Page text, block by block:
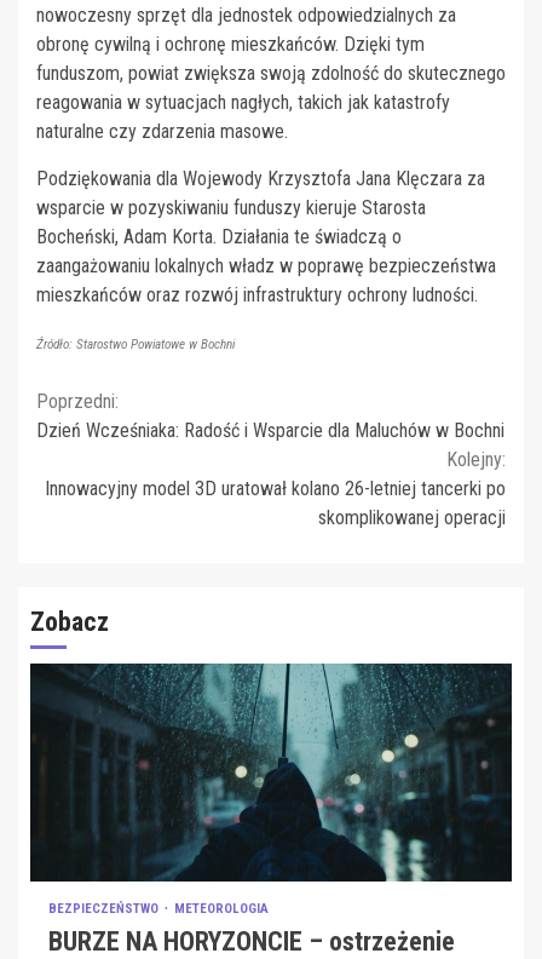
nowoczesny sprzęt dla jednostek odpowiedzialnych za
obronę cywilną i ochronę mieszkańców. Dzięki tym
funduszom, powiat zwiększa swoją zdolność do skutecznego
reagowania w sytuacjach nagłych, takich jak katastrofy
naturalne czy zdarzenia masowe.
Podziękowania dla Wojewody Krzysztofa Jana Klęczara za
wsparcie w pozyskiwaniu funduszy kieruje Starosta
Bocheński, Adam Korta. Działania te świadczą o
zaangażowaniu lokalnych władz w poprawę bezpieczeństwa
mieszkańców oraz rozwój infrastruktury ochrony ludności.
Źródło: Starostwo Powiatowe w Bochni
Continue
Poprzedni:
Dzień Wcześniaka: Radość i Wsparcie dla Maluchów w Bochni
Kolejny:
Innowacyjny model 3D uratował kolano 26-letniej tancerki po
skomplikowanej operacji
Zobacz
BEZPIECZEŃSTWO METEOROLOGIA
BURZE NA HORYZONCIE – ostrzeżenie